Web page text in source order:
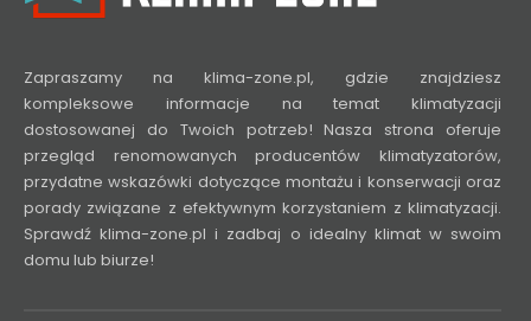
Zapraszamy na klima-zone.pl, gdzie znajdziesz
kompleksowe informacje na temat klimatyzacji
dostosowanej do Twoich potrzeb! Nasza strona oferuje
przegląd renomowanych producentów klimatyzatorów,
przydatne wskazówki dotyczące montażu i konserwacji oraz
porady związane z efektywnym korzystaniem z klimatyzacji.
Sprawdź klima-zone.pl i zadbaj o idealny klimat w swoim
domu lub biurze!